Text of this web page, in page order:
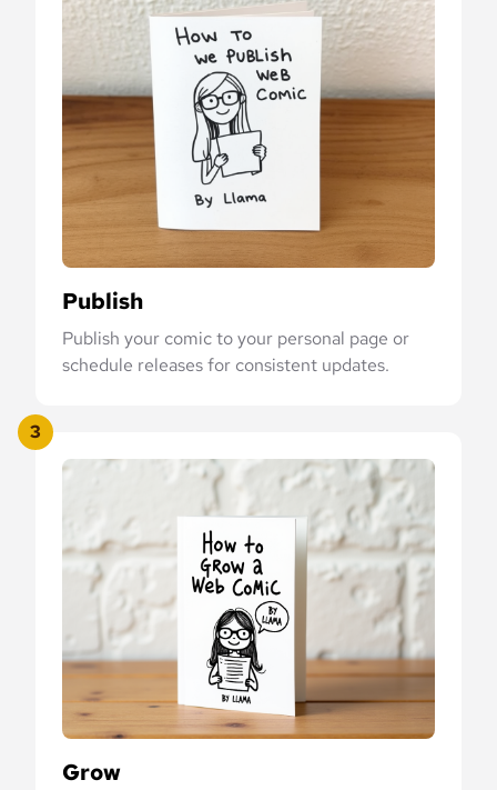
Publish
Publish your comic to your personal page or
schedule releases for consistent updates.
3
Grow